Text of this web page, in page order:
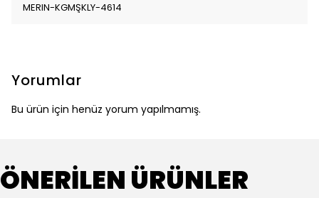
MERIN-KGMŞKLY-4614
Yorumlar
Bu ürün için henüz yorum yapılmamış.
ÖNERİLEN ÜRÜNLER